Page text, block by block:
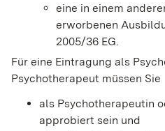
eine in einem
erworbenen
2005/36 EG.
Für eine Eintragung als
Psychotherapeut müssen Sie
als Psychotherapeutin
approbiert sein und